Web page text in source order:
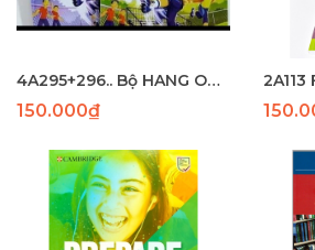
4A295+296.. Bộ HANG OUT 3 (SB +WB) (122+98) - LASER
150.000₫